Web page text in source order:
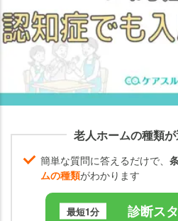
老人ホームの種類
簡単な質問に答えるだけで、
ムの種類がわかります
最短1分 診断ス
住
に
入
っ
た
時
に
り
う
る